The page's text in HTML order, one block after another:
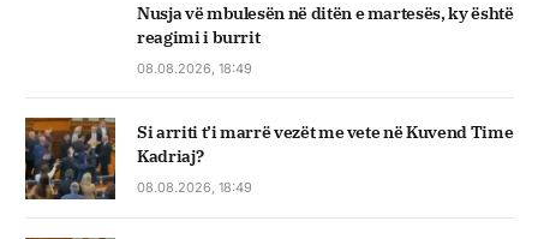
Nusja vë mbulesën në ditën e martesës, ky është
reagimi i burrit
08.08.2026, 18:49
Si arriti t’i marrë vezët me vete në Kuvend Time
Kadriaj?
08.08.2026, 18:49